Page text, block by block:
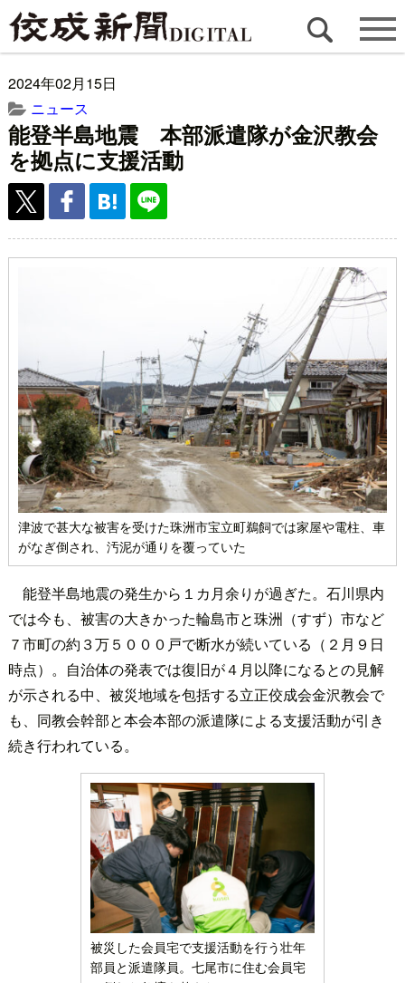
2024年02月15日
ニュース
能登半島地震 本部派遣隊が金沢教会
を拠点に支援活動
津波で甚大な被害を受けた珠洲市宝立町鵜飼では家屋や電柱、車
がなぎ倒され、汚泥が通りを覆っていた
能登半島地震の発生から１カ月余りが過ぎた。石川県内
では今も、被害の大きかった輪島市と珠洲（すず）市など
７市町の約３万５０００戸で断水が続いている（２月９日
時点）。自治体の発表では復旧が４月以降になるとの見解
が示される中、被災地域を包括する立正佼成会金沢教会で
も、同教会幹部と本会本部の派遣隊による支援活動が引き
続き行われている。
被災した会員宅で支援活動を行う壮年
部員と派遣隊員。七尾市に住む会員宅